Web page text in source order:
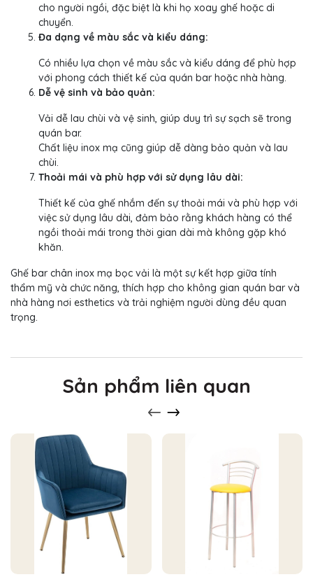
cho người ngồi, đặc biệt là khi họ xoay ghế hoặc di
chuyển.
Đa dạng về màu sắc và kiểu dáng:
Có nhiều lựa chọn về màu sắc và kiểu dáng để phù hợp
với phong cách thiết kế của quán bar hoặc nhà hàng.
Dễ vệ sinh và bảo quản:
Vải dễ lau chùi và vệ sinh, giúp duy trì sự sạch sẽ trong
quán bar.
Chất liệu inox mạ cũng giúp dễ dàng bảo quản và lau
chùi.
Thoải mái và phù hợp với sử dụng lâu dài:
Thiết kế của ghế nhắm đến sự thoải mái và phù hợp với
việc sử dụng lâu dài, đảm bảo rằng khách hàng có thể
ngồi thoải mái trong thời gian dài mà không gặp khó
khăn.
Ghế bar chân inox mạ bọc vải là một sự kết hợp giữa tính
thẩm mỹ và chức năng, thích hợp cho không gian quán bar và
nhà hàng nơi esthetics và trải nghiệm người dùng đều quan
trọng.
Sản phẩm liên quan